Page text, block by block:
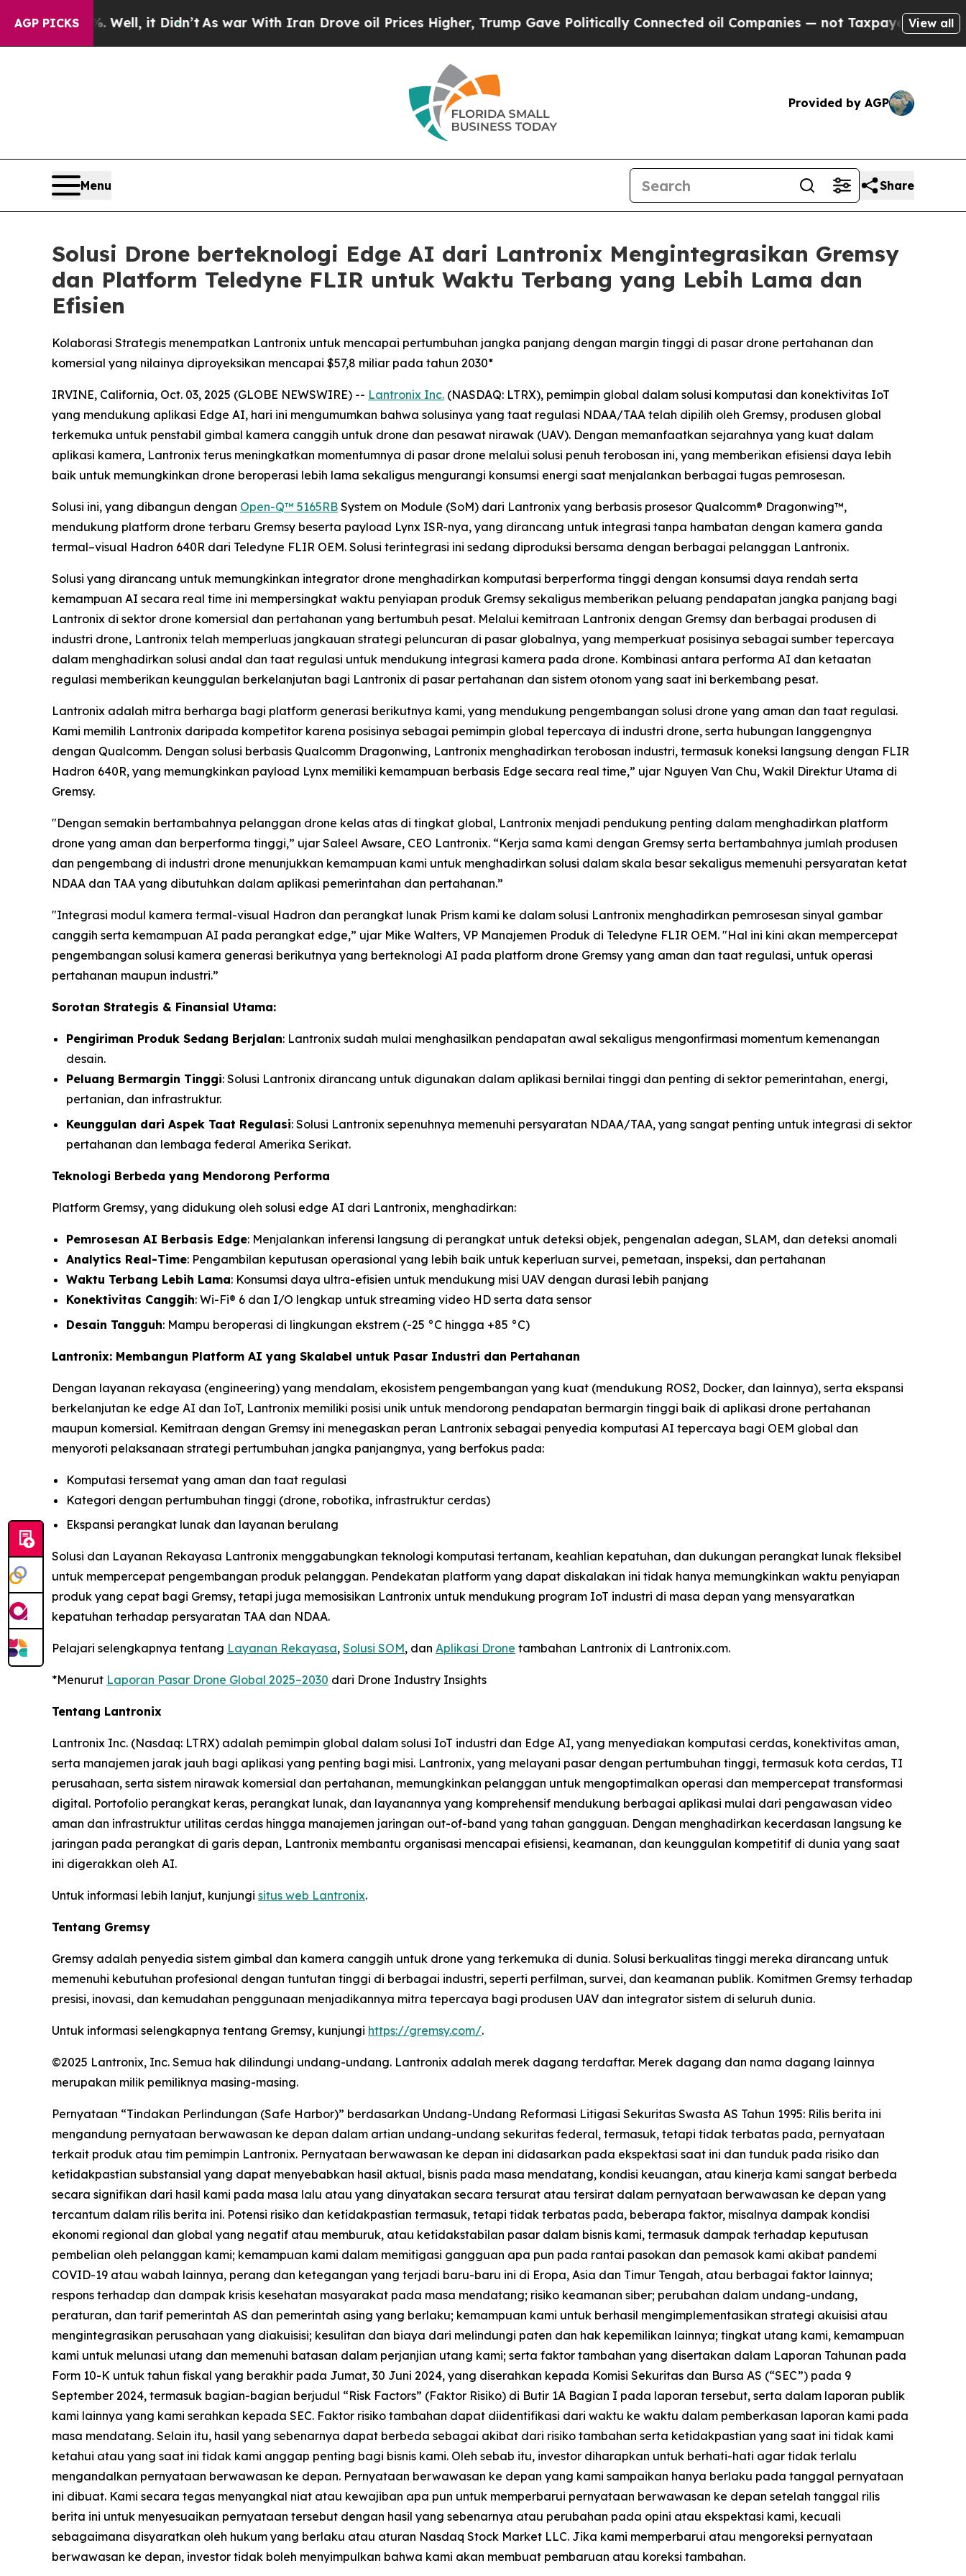
AGP PICKS
Well, it Didn’t As war With Iran Drove oil Prices Higher, Trump Gave Politically Connected oil Companies — not Taxpayers — the Chance toView all
Provided by AGP
Menu Share
Solusi Drone berteknologi Edge AI dari Lantronix Mengintegrasikan Gremsy
dan Platform Teledyne FLIR untuk Waktu Terbang yang Lebih Lama dan
Efisien
Kolaborasi Strategis menempatkan Lantronix untuk mencapai pertumbuhan jangka panjang dengan margin tinggi di pasar drone pertahanan dan
komersial yang nilainya diproyeksikan mencapai $57,8 miliar pada tahun 2030*
IRVINE, California, Oct. 03, 2025 (GLOBE NEWSWIRE) -- Lantronix Inc. (NASDAQ: LTRX), pemimpin global dalam solusi komputasi dan konektivitas IoT
yang mendukung aplikasi Edge AI, hari ini mengumumkan bahwa solusinya yang taat regulasi NDAA/TAA telah dipilih oleh Gremsy, produsen global
terkemuka untuk penstabil gimbal kamera canggih untuk drone dan pesawat nirawak (UAV). Dengan memanfaatkan sejarahnya yang kuat dalam
aplikasi kamera, Lantronix terus meningkatkan momentumnya di pasar drone melalui solusi penuh terobosan ini, yang memberikan efisiensi daya lebih
baik untuk memungkinkan drone beroperasi lebih lama sekaligus mengurangi konsumsi energi saat menjalankan berbagai tugas pemrosesan.
Solusi ini, yang dibangun dengan Open-Q™ 5165RB System on Module (SoM) dari Lantronix yang berbasis prosesor Qualcomm® Dragonwing™,
mendukung platform drone terbaru Gremsy beserta payload Lynx ISR-nya, yang dirancang untuk integrasi tanpa hambatan dengan kamera ganda
termal–visual Hadron 640R dari Teledyne FLIR OEM. Solusi terintegrasi ini sedang diproduksi bersama dengan berbagai pelanggan Lantronix.
Solusi yang dirancang untuk memungkinkan integrator drone menghadirkan komputasi berperforma tinggi dengan konsumsi daya rendah serta
kemampuan AI secara real time ini mempersingkat waktu penyiapan produk Gremsy sekaligus memberikan peluang pendapatan jangka panjang bagi
Lantronix di sektor drone komersial dan pertahanan yang bertumbuh pesat. Melalui kemitraan Lantronix dengan Gremsy dan berbagai produsen di
industri drone, Lantronix telah memperluas jangkauan strategi peluncuran di pasar globalnya, yang memperkuat posisinya sebagai sumber tepercaya
dalam menghadirkan solusi andal dan taat regulasi untuk mendukung integrasi kamera pada drone. Kombinasi antara performa AI dan ketaatan
regulasi memberikan keunggulan berkelanjutan bagi Lantronix di pasar pertahanan dan sistem otonom yang saat ini berkembang pesat.
Lantronix adalah mitra berharga bagi platform generasi berikutnya kami, yang mendukung pengembangan solusi drone yang aman dan taat regulasi.
Kami memilih Lantronix daripada kompetitor karena posisinya sebagai pemimpin global tepercaya di industri drone, serta hubungan langgengnya
dengan Qualcomm. Dengan solusi berbasis Qualcomm Dragonwing, Lantronix menghadirkan terobosan industri, termasuk koneksi langsung dengan FLIR
Hadron 640R, yang memungkinkan payload Lynx memiliki kemampuan berbasis Edge secara real time,” ujar Nguyen Van Chu, Wakil Direktur Utama di
Gremsy.
"Dengan semakin bertambahnya pelanggan drone kelas atas di tingkat global, Lantronix menjadi pendukung penting dalam menghadirkan platform
drone yang aman dan berperforma tinggi,” ujar Saleel Awsare, CEO Lantronix. “Kerja sama kami dengan Gremsy serta bertambahnya jumlah produsen
dan pengembang di industri drone menunjukkan kemampuan kami untuk menghadirkan solusi dalam skala besar sekaligus memenuhi persyaratan ketat
NDAA dan TAA yang dibutuhkan dalam aplikasi pemerintahan dan pertahanan.”
"Integrasi modul kamera termal-visual Hadron dan perangkat lunak Prism kami ke dalam solusi Lantronix menghadirkan pemrosesan sinyal gambar
canggih serta kemampuan AI pada perangkat edge,” ujar Mike Walters, VP Manajemen Produk di Teledyne FLIR OEM. "Hal ini kini akan mempercepat
pengembangan solusi kamera generasi berikutnya yang berteknologi AI pada platform drone Gremsy yang aman dan taat regulasi, untuk operasi
pertahanan maupun industri.”
Sorotan Strategis & Finansial Utama:
Pengiriman Produk Sedang Berjalan: Lantronix sudah mulai menghasilkan pendapatan awal sekaligus mengonfirmasi momentum kemenangan
desain.
Peluang Bermargin Tinggi: Solusi Lantronix dirancang untuk digunakan dalam aplikasi bernilai tinggi dan penting di sektor pemerintahan, energi,
pertanian, dan infrastruktur.
Keunggulan dari Aspek Taat Regulasi: Solusi Lantronix sepenuhnya memenuhi persyaratan NDAA/TAA, yang sangat penting untuk integrasi di sektor
pertahanan dan lembaga federal Amerika Serikat.
Teknologi Berbeda yang Mendorong Performa
Platform Gremsy, yang didukung oleh solusi edge AI dari Lantronix, menghadirkan:
Pemrosesan AI Berbasis Edge: Menjalankan inferensi langsung di perangkat untuk deteksi objek, pengenalan adegan, SLAM, dan deteksi anomali
Analytics Real-Time: Pengambilan keputusan operasional yang lebih baik untuk keperluan survei, pemetaan, inspeksi, dan pertahanan
Waktu Terbang Lebih Lama: Konsumsi daya ultra-efisien untuk mendukung misi UAV dengan durasi lebih panjang
Konektivitas Canggih: Wi-Fi® 6 dan I/O lengkap untuk streaming video HD serta data sensor
Desain Tangguh: Mampu beroperasi di lingkungan ekstrem (-25 °C hingga +85 °C)
Lantronix: Membangun Platform AI yang Skalabel untuk Pasar Industri dan Pertahanan
Dengan layanan rekayasa (engineering) yang mendalam, ekosistem pengembangan yang kuat (mendukung ROS2, Docker, dan lainnya), serta ekspansi
berkelanjutan ke edge AI dan IoT, Lantronix memiliki posisi unik untuk mendorong pendapatan bermargin tinggi baik di aplikasi drone pertahanan
maupun komersial. Kemitraan dengan Gremsy ini menegaskan peran Lantronix sebagai penyedia komputasi AI tepercaya bagi OEM global dan
menyoroti pelaksanaan strategi pertumbuhan jangka panjangnya, yang berfokus pada:
Komputasi tersemat yang aman dan taat regulasi
Kategori dengan pertumbuhan tinggi (drone, robotika, infrastruktur cerdas)
Ekspansi perangkat lunak dan layanan berulang
Solusi dan Layanan Rekayasa Lantronix menggabungkan teknologi komputasi tertanam, keahlian kepatuhan, dan dukungan perangkat lunak fleksibel
untuk mempercepat pengembangan produk pelanggan. Pendekatan platform yang dapat diskalakan ini tidak hanya memungkinkan waktu penyiapan
produk yang cepat bagi Gremsy, tetapi juga memosisikan Lantronix untuk mendukung program IoT industri di masa depan yang mensyaratkan
kepatuhan terhadap persyaratan TAA dan NDAA.
Pelajari selengkapnya tentang Layanan Rekayasa, Solusi SOM, dan Aplikasi Drone tambahan Lantronix di Lantronix.com.
*Menurut Laporan Pasar Drone Global 2025–2030 dari Drone Industry Insights
Tentang Lantronix
Lantronix Inc. (Nasdaq: LTRX) adalah pemimpin global dalam solusi IoT industri dan Edge AI, yang menyediakan komputasi cerdas, konektivitas aman,
serta manajemen jarak jauh bagi aplikasi yang penting bagi misi. Lantronix, yang melayani pasar dengan pertumbuhan tinggi, termasuk kota cerdas, TI
perusahaan, serta sistem nirawak komersial dan pertahanan, memungkinkan pelanggan untuk mengoptimalkan operasi dan mempercepat transformasi
digital. Portofolio perangkat keras, perangkat lunak, dan layanannya yang komprehensif mendukung berbagai aplikasi mulai dari pengawasan video
aman dan infrastruktur utilitas cerdas hingga manajemen jaringan out-of-band yang tahan gangguan. Dengan menghadirkan kecerdasan langsung ke
jaringan pada perangkat di garis depan, Lantronix membantu organisasi mencapai efisiensi, keamanan, dan keunggulan kompetitif di dunia yang saat
ini digerakkan oleh AI.
Untuk informasi lebih lanjut, kunjungi situs web Lantronix.
Tentang Gremsy
Gremsy adalah penyedia sistem gimbal dan kamera canggih untuk drone yang terkemuka di dunia. Solusi berkualitas tinggi mereka dirancang untuk
memenuhi kebutuhan profesional dengan tuntutan tinggi di berbagai industri, seperti perfilman, survei, dan keamanan publik. Komitmen Gremsy terhadap
presisi, inovasi, dan kemudahan penggunaan menjadikannya mitra tepercaya bagi produsen UAV dan integrator sistem di seluruh dunia.
Untuk informasi selengkapnya tentang Gremsy, kunjungi https://gremsy.com/.
©2025 Lantronix, Inc. Semua hak dilindungi undang-undang. Lantronix adalah merek dagang terdaftar. Merek dagang dan nama dagang lainnya
merupakan milik pemiliknya masing-masing.
Pernyataan “Tindakan Perlindungan (Safe Harbor)” berdasarkan Undang-Undang Reformasi Litigasi Sekuritas Swasta AS Tahun 1995: Rilis berita ini
mengandung pernyataan berwawasan ke depan dalam artian undang-undang sekuritas federal, termasuk, tetapi tidak terbatas pada, pernyataan
terkait produk atau tim pemimpin Lantronix. Pernyataan berwawasan ke depan ini didasarkan pada ekspektasi saat ini dan tunduk pada risiko dan
ketidakpastian substansial yang dapat menyebabkan hasil aktual, bisnis pada masa mendatang, kondisi keuangan, atau kinerja kami sangat berbeda
secara signifikan dari hasil kami pada masa lalu atau yang dinyatakan secara tersurat atau tersirat dalam pernyataan berwawasan ke depan yang
tercantum dalam rilis berita ini. Potensi risiko dan ketidakpastian termasuk, tetapi tidak terbatas pada, beberapa faktor, misalnya dampak kondisi
ekonomi regional dan global yang negatif atau memburuk, atau ketidakstabilan pasar dalam bisnis kami, termasuk dampak terhadap keputusan
pembelian oleh pelanggan kami; kemampuan kami dalam memitigasi gangguan apa pun pada rantai pasokan dan pemasok kami akibat pandemi
COVID-19 atau wabah lainnya, perang dan ketegangan yang terjadi baru-baru ini di Eropa, Asia dan Timur Tengah, atau berbagai faktor lainnya;
respons terhadap dan dampak krisis kesehatan masyarakat pada masa mendatang; risiko keamanan siber; perubahan dalam undang-undang,
peraturan, dan tarif pemerintah AS dan pemerintah asing yang berlaku; kemampuan kami untuk berhasil mengimplementasikan strategi akuisisi atau
mengintegrasikan perusahaan yang diakuisisi; kesulitan dan biaya dari melindungi paten dan hak kepemilikan lainnya; tingkat utang kami, kemampuan
kami untuk melunasi utang dan memenuhi batasan dalam perjanjian utang kami; serta faktor tambahan yang disertakan dalam Laporan Tahunan pada
Form 10-K untuk tahun fiskal yang berakhir pada Jumat, 30 Juni 2024, yang diserahkan kepada Komisi Sekuritas dan Bursa AS (“SEC”) pada 9
September 2024, termasuk bagian-bagian berjudul “Risk Factors” (Faktor Risiko) di Butir 1A Bagian I pada laporan tersebut, serta dalam laporan publik
kami lainnya yang kami serahkan kepada SEC. Faktor risiko tambahan dapat diidentifikasi dari waktu ke waktu dalam pemberkasan laporan kami pada
masa mendatang. Selain itu, hasil yang sebenarnya dapat berbeda sebagai akibat dari risiko tambahan serta ketidakpastian yang saat ini tidak kami
ketahui atau yang saat ini tidak kami anggap penting bagi bisnis kami. Oleh sebab itu, investor diharapkan untuk berhati-hati agar tidak terlalu
mengandalkan pernyataan berwawasan ke depan. Pernyataan berwawasan ke depan yang kami sampaikan hanya berlaku pada tanggal pernyataan
ini dibuat. Kami secara tegas menyangkal niat atau kewajiban apa pun untuk memperbarui pernyataan berwawasan ke depan setelah tanggal rilis
berita ini untuk menyesuaikan pernyataan tersebut dengan hasil yang sebenarnya atau perubahan pada opini atau ekspektasi kami, kecuali
sebagaimana disyaratkan oleh hukum yang berlaku atau aturan Nasdaq Stock Market LLC. Jika kami memperbarui atau mengoreksi pernyataan
berwawasan ke depan, investor tidak boleh menyimpulkan bahwa kami akan membuat pembaruan atau koreksi tambahan.